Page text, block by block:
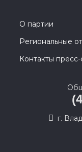
О партии
Региональные
Контакты
г.